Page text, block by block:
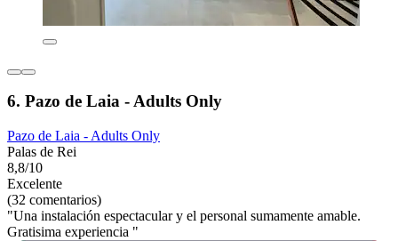
6. Pazo de Laia - Adults Only
Pazo de Laia - Adults Only
Palas de Rei
8,8/10
Excelente
(32 comentarios)
"Una instalación espectacular y el personal sumamente amable.
Gratisima experiencia "